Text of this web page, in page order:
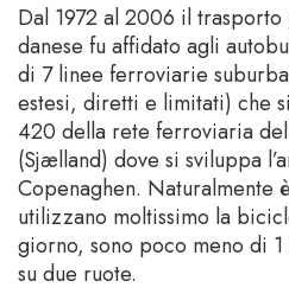
Dal 1972 al 2006 il
danese fu affidato agli
di 7 linee ferroviarie
estesi, diretti e limitati) che
420 della rete ferroviaria
(Sjælland) dove si sviluppa
Copenaghen. Naturalmente
utilizzano moltissimo la
giorno, sono poco meno di
su due ruote.